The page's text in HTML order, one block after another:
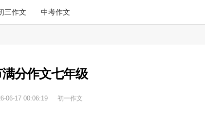
三作文 中考作文
分作文七年级
06-17 00:06:19 初一作文